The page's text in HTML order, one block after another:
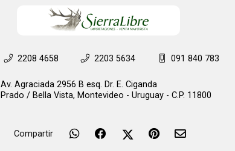
2208 4658 2203 5634 091 840 783
Av. Agraciada 2956 B esq. Dr. E. Ciganda
Prado / Bella Vista, Montevideo - Uruguay - C.P. 11800
Compartir